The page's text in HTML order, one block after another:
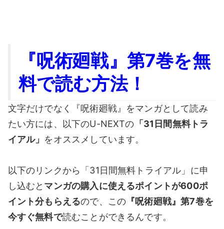
『呪術廻戦』第7巻を無
料で読む方法！
文字だけでなく『呪術廻戦』をマンガとして読み
たい方には、以下のU-NEXTの 「31日間無料トラ
イアル」 をオススメしています。
以下のリンクから「31日間無料トライアル」に申
し込むと マンガの購入に使えるポイントが600ポ
イント分もらえるので、この 『呪術廻戦』第7巻を
今すぐ無料で読むことができるんです。